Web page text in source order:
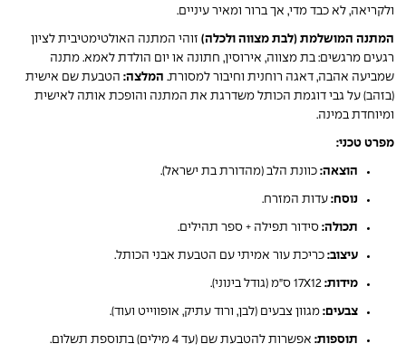
ולקריאה, לא כבד מדי, אך ברור ומאיר עיניים.
המתנה המושלמת (לבת מצווה ולכלה)זוהי המתנה האולטימטיבית לציון
רגעים מרגשים: בת מצווה, אירוסין, חתונה או יום הולדת לאמא. מתנה
שמביעה אהבה, דאגה רוחנית וחיבור למסורת. המלצה:הטבעת שם אישית
(בזהב) על גבי דוגמת הכותל משדרגת את המתנה והופכת אותה לאישית
ומיוחדת במינה.
מפרט טכני:
הוצאה:כוונת הלב (מהדורת בת ישראל).
נוסח:עדות המזרח.
תכולה:סידור תפילה + ספר תהילים.
עיצוב:כריכת עור אמיתי עם הטבעת אבני הכותל.
מידות:17X12 ס"מ (גודל בינוני).
צבעים:מגוון צבעים (לבן, ורוד עתיק, אופווייט ועוד).
תוספות:אפשרות להטבעת שם (עד 4 מילים) בתוספת תשלום.